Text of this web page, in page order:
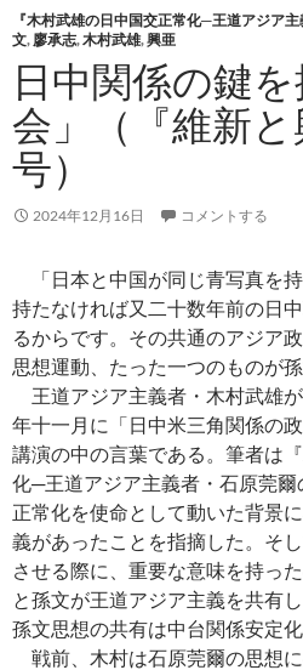
『木村武雄の日中国交正常化─王道アジア主
文, 廖承志,木村武雄,興亜
日中関係の鍵
会」（『維新
号）
2024年12月16日 コメントする
「日本と中国が同じ青写真を持
持たなければ又二十数年前の日
るからです。その共通のアジア
思想運動、たった一つのものが
王道アジア主義者・木村武雄が
年十一月に「日中米三角関係の
講演の中の言葉である。筆者は
化─王道アジア主義者・石原莞
正常化を使命として動いた背景
義があったことを指摘した。そ
させる際に、重要な意味を持っ
と孫文が王道アジア主義を共有
孫文思想の共有は中台関係安定
戦前、木村は石原莞爾の思想